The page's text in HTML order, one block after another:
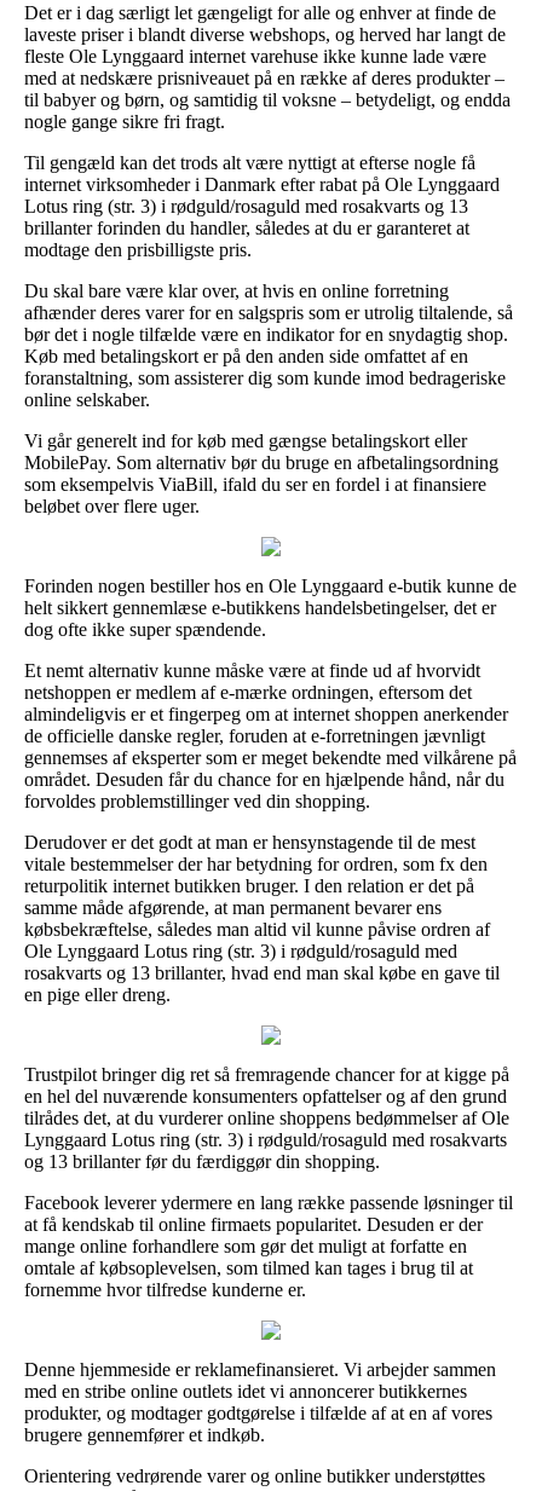
Det er i dag særligt let gængeligt for alle og enhver at finde de
laveste priser i blandt diverse webshops, og herved har langt de
fleste Ole Lynggaard internet varehuse ikke kunne lade være
med at nedskære prisniveauet på en række af deres produkter –
til babyer og børn, og samtidig til voksne – betydeligt, og endda
nogle gange sikre fri fragt.
Til gengæld kan det trods alt være nyttigt at efterse nogle få
internet virksomheder i Danmark efter rabat på Ole Lynggaard
Lotus ring (str. 3) i rødguld/rosaguld med rosakvarts og 13
brillanter forinden du handler, således at du er garanteret at
modtage den prisbilligste pris.
Du skal bare være klar over, at hvis en online forretning
afhænder deres varer for en salgspris som er utrolig tiltalende, så
bør det i nogle tilfælde være en indikator for en snydagtig shop.
Køb med betalingskort er på den anden side omfattet af en
foranstaltning, som assisterer dig som kunde imod bedrageriske
online selskaber.
Vi går generelt ind for køb med gængse betalingskort eller
MobilePay. Som alternativ bør du bruge en afbetalingsordning
som eksempelvis ViaBill, ifald du ser en fordel i at finansiere
beløbet over flere uger.
Forinden nogen bestiller hos en Ole Lynggaard e-butik kunne de
helt sikkert gennemlæse e-butikkens handelsbetingelser, det er
dog ofte ikke super spændende.
Et nemt alternativ kunne måske være at finde ud af hvorvidt
netshoppen er medlem af e-mærke ordningen, eftersom det
almindeligvis er et fingerpeg om at internet shoppen anerkender
de officielle danske regler, foruden at e-forretningen jævnligt
gennemses af eksperter som er meget bekendte med vilkårene på
området. Desuden får du chance for en hjælpende hånd, når du
forvoldes problemstillinger ved din shopping.
Derudover er det godt at man er hensynstagende til de mest
vitale bestemmelser der har betydning for ordren, som fx den
returpolitik internet butikken bruger. I den relation er det på
samme måde afgørende, at man permanent bevarer ens
købsbekræftelse, således man altid vil kunne påvise ordren af
Ole Lynggaard Lotus ring (str. 3) i rødguld/rosaguld med
rosakvarts og 13 brillanter, hvad end man skal købe en gave til
en pige eller dreng.
Trustpilot bringer dig ret så fremragende chancer for at kigge på
en hel del nuværende konsumenters opfattelser og af den grund
tilrådes det, at du vurderer online shoppens bedømmelser af Ole
Lynggaard Lotus ring (str. 3) i rødguld/rosaguld med rosakvarts
og 13 brillanter før du færdiggør din shopping.
Facebook leverer ydermere en lang række passende løsninger til
at få kendskab til online firmaets popularitet. Desuden er der
mange online forhandlere som gør det muligt at forfatte en
omtale af købsoplevelsen, som tilmed kan tages i brug til at
fornemme hvor tilfredse kunderne er.
Denne hjemmeside er reklamefinansieret. Vi arbejder sammen
med en stribe online outlets idet vi annoncerer butikkernes
produkter, og modtager godtgørelse i tilfælde af at en af vores
brugere gennemfører et indkøb.
Orientering vedrørende varer og online butikker understøttes